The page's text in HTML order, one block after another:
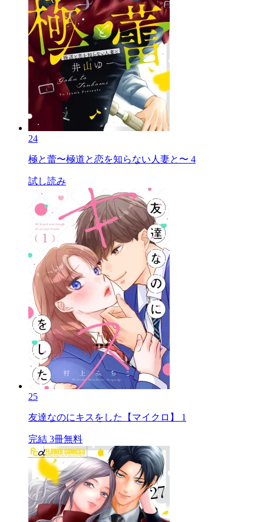
24
極と蕾〜極道と恋を知らない人妻と〜 4
試し読み
25
友達なのにキスをした【マイクロ】 1
完結 3冊無料